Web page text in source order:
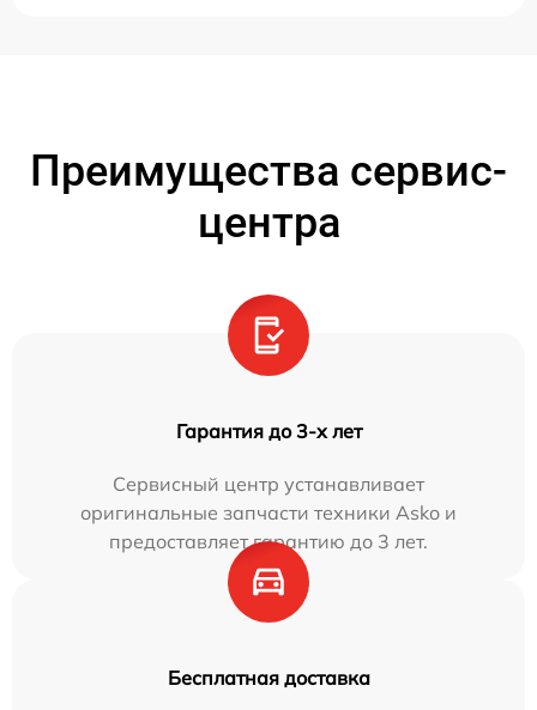
Преимущества сервис-
центра
Гарантия до 3-х лет
Сервисный центр устанавливает
оригинальные запчасти техники Asko и
предоставляет гарантию до 3 лет.
Бесплатная доставка